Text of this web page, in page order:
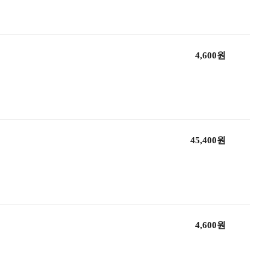
4,600원
45,400원
4,600원